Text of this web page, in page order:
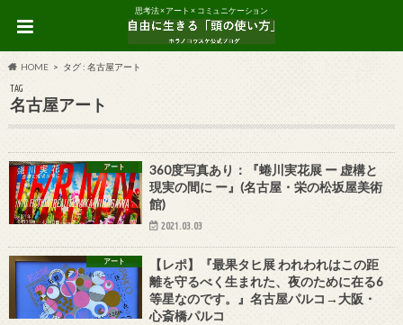
思考法 × アート × コミュニケーション
HOME タグ : 名古屋アート
TAG
名古屋アート
アート
360度写真あり：『蜷川実花展 ー 虚構と
現実の間に ー』(名古屋・栄の松坂屋美術
館)
2021.03.03
アート
【レポ】『最果タヒ展 われわれはこの距
離を守るべく生まれた、夜のために在る6
等星なのです。』名古屋パルコ→大阪・
心斎橋パルコ